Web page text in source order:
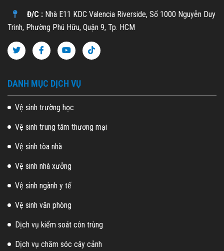
Đ/C : Nhà E11 KDC Valencia Riverside, Số 1000 Nguyễn Duy
Trinh, Phường Phú Hữu, Quận 9, Tp. HCM
DANH MỤC DỊCH VỤ
Vệ sinh trường học
Vệ sinh trung tâm thương mại
Vệ sinh tòa nhà
Vệ sinh nhà xưởng
Vệ sinh ngành y tế
Vệ sinh văn phòng
Dịch vụ kiểm soát côn trùng
Dịch vụ chăm sóc cây cảnh